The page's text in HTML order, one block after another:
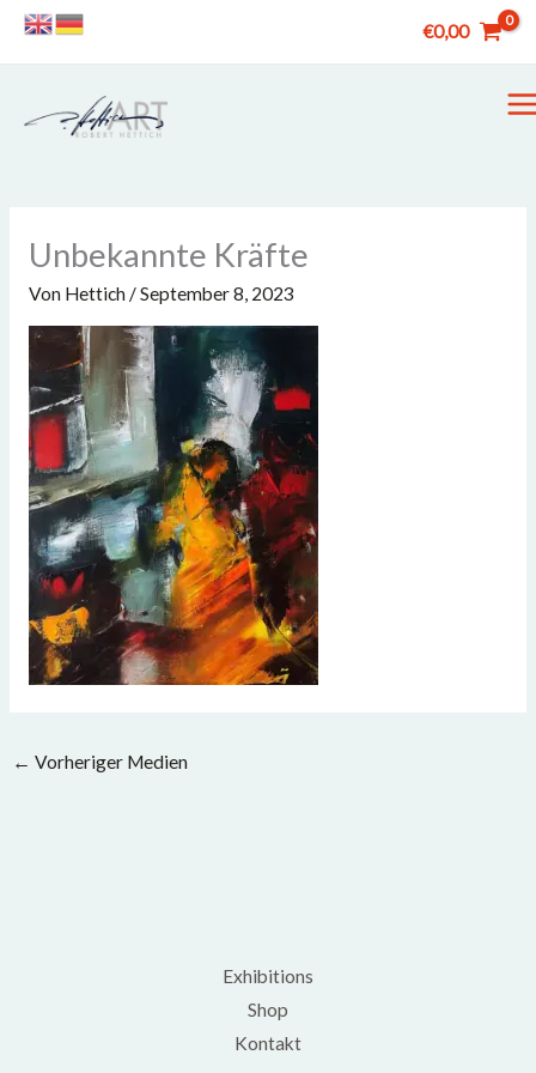
Zum
€0,00
Unbekannte Kräfte
Von Hettich /September 8, 2023
← Vorheriger Medien
Exhibitions
Shop
Kontakt